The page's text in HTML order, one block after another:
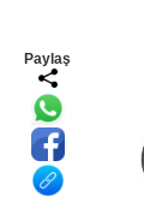
Paylaş